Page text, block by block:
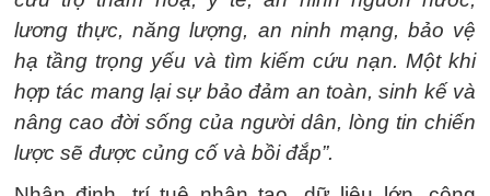
lương thực, năng lượng, an ninh mạng, bảo vệ
hạ tầng trọng yếu và tìm kiếm cứu nạn. Một khi
hợp tác mang lại sự bảo đảm an toàn, sinh kế và
nâng cao đời sống của người dân, lòng tin chiến
lược sẽ được củng cố và bồi đắp”.